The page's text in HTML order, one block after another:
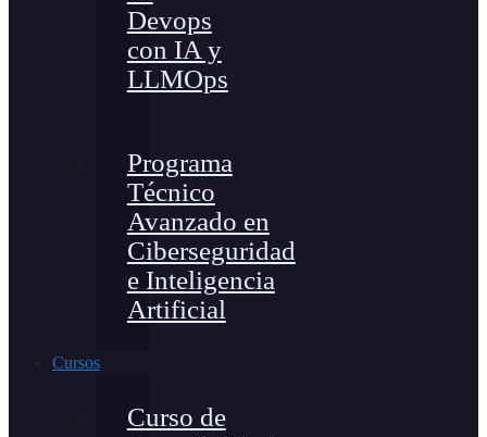
Devops
con IA y
LLMOps
Programa
Técnico
Avanzado en
Ciberseguridad
e Inteligencia
Artificial
Cursos
Curso de